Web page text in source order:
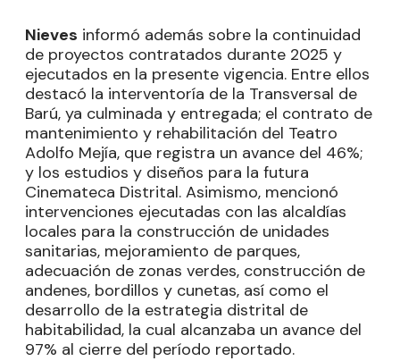
Nieves informó además sobre la continuidad
de proyectos contratados durante 2025 y
ejecutados en la presente vigencia. Entre ellos
destacó la interventoría de la Transversal de
Barú, ya culminada y entregada; el contrato de
mantenimiento y rehabilitación del Teatro
Adolfo Mejía, que registra un avance del 46%;
y los estudios y diseños para la futura
Cinemateca Distrital. Asimismo, mencionó
intervenciones ejecutadas con las alcaldías
locales para la construcción de unidades
sanitarias, mejoramiento de parques,
adecuación de zonas verdes, construcción de
andenes, bordillos y cunetas, así como el
desarrollo de la estrategia distrital de
habitabilidad, la cual alcanzaba un avance del
97% al cierre del período reportado.